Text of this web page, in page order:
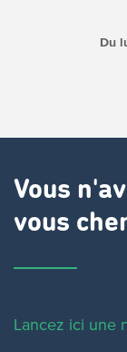
Du
Vous
vous
Lancez ici une